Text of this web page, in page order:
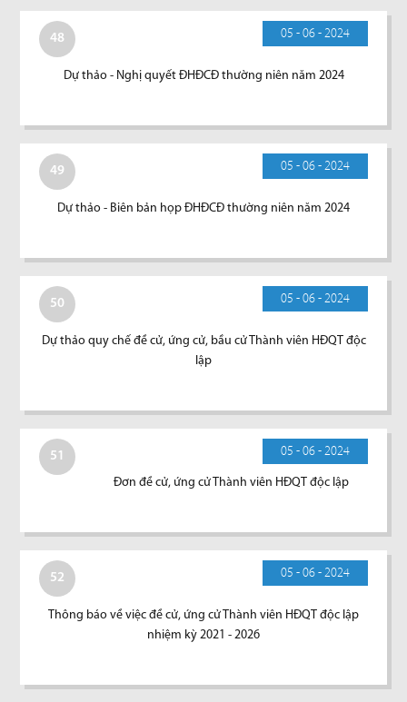
48 05 - 06 - 2024
Dự thảo - Nghị quyết ĐHĐCĐ thường niên năm 2024
49 05 - 06 - 2024
Dự thảo - Biên bản họp ĐHĐCĐ thường niên năm 2024
50 05 - 06 - 2024
Dự thảo quy chế đề cử, ứng cử, bầu cử Thành viên HĐQT độc
lập
51 05 - 06 - 2024
Đơn đề cử, ứng cử Thành viên HĐQT độc lập
52 05 - 06 - 2024
Thông báo về việc đề cử, ứng cử Thành viên HĐQT độc lập
nhiệm kỳ 2021 - 2026